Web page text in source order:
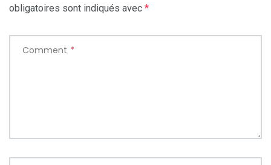
obligatoires sont indiqués avec *
Comment *